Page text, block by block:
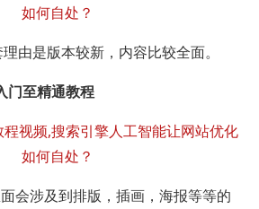
由是版本较新，内容比较全面。
至精通教程
会涉及到排版，插画，海报等等的